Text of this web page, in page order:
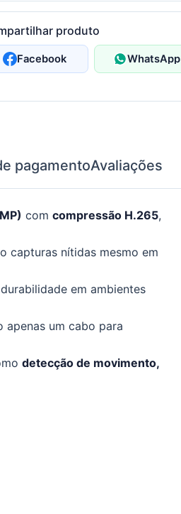
produto
Facebook WhatsApp
pagamentoAvaliações
com compressão H.265,
capturas nítidas mesmo em
em ambientes
apenas um cabo para
detecção de movimento,